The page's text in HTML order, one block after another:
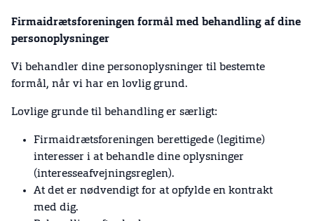
Firmaidrætsforeningen formål med behandling af dine
personoplysninger
Vi behandler dine personoplysninger til bestemte
formål, når vi har en lovlig grund.
Lovlige grunde til behandling er særligt:
Firmaidrætsforeningen berettigede (legitime)
interesser i at behandle dine oplysninger
(interesseafvejningsreglen).
At det er nødvendigt for at opfylde en kontrakt
med dig.